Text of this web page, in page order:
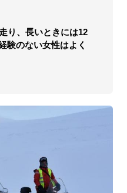
り、長いときには12
験のない女性はよく